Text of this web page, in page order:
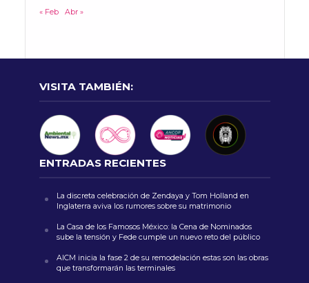
« Feb Abr »
VISITA TAMBIÉN:
ENTRADAS RECIENTES
La discreta celebración de Zendaya y Tom Holland en
Inglaterra aviva los rumores sobre su matrimonio
La Casa de los Famosos México: la Cena de Nominados
sube la tensión y Fede cumple un nuevo reto del público
AICM inicia la fase 2 de su remodelación estas son las obras
que transformarán las terminales